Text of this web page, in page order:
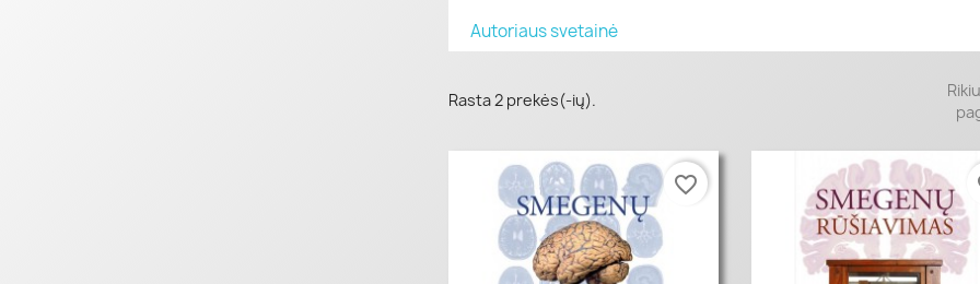
Autoriaus svetainė
Rasta 2 prekės(-ių).
favorite_border